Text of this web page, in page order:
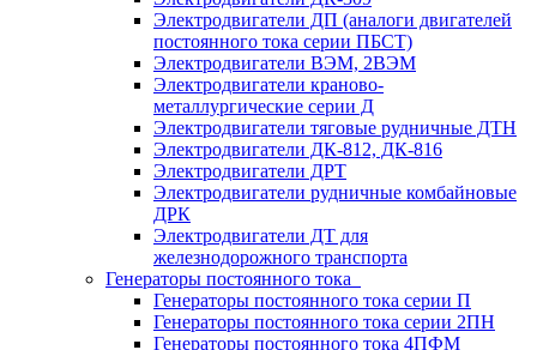
Электродвигатели ДП (аналоги двигателей
постоянного тока серии ПБСТ)
Электродвигатели ВЭМ, 2ВЭМ
Электродвигатели краново-
металлургические серии Д
Электродвигатели тяговые рудничные ДТН
Электродвигатели ДК-812, ДК-816
Электродвигатели ДРТ
Электродвигатели рудничные комбайновые
ДРК
Электродвигатели ДТ для
железнодорожного транспорта
Генераторы постоянного тока
Генераторы постоянного тока серии П
Генераторы постоянного тока серии 2ПН
Генераторы постоянного тока 4ПФМ